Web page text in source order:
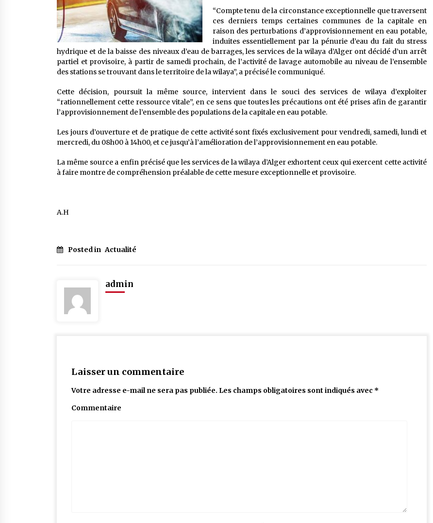
Un conte targui/ Quand la tête est
vide
5 ans ago
contes et à quoi servent-ils?
5 ans ago
“Compte tenu de la circonstance exceptionnelle que traversent
ces derniers temps certaines communes de la capitale en
raison des perturbations d’approvisionnement en eau potable,
induites essentiellement par la pénurie d’eau du fait du stress
hydrique et de la baisse des niveaux d’eau de barrages, les services de la wilaya d’Alger ont décidé d’un arrêt
partiel et provisoire, à partir de samedi prochain, de l’activité de lavage automobile au niveau de l’ensemble
des stations se trouvant dans le territoire de la wilaya”, a précisé le communiqué.
Cette décision, poursuit la même source, intervient dans le souci des services de wilaya d’exploiter
“rationnellement cette ressource vitale”, en ce sens que toutes les précautions ont été prises afin de garantir
l’approvisionnement de l’ensemble des populations de la capitale en eau potable.
Les jours d’ouverture et de pratique de cette activité sont fixés exclusivement pour vendredi, samedi, lundi et
mercredi, du 08h00 à 14h00, et ce jusqu’à l’amélioration de l’approvisionnement en eau potable.
La même source a enfin précisé que les services de la wilaya d’Alger exhortent ceux qui exercent cette activité
à faire montre de compréhension préalable de cette mesure exceptionnelle et provisoire.
A.H
Posted in Actualité
admin
Laisser un commentaire
Votre adresse e-mail ne sera pas publiée. Les champs obligatoires sont indiqués avec *
Commentaire